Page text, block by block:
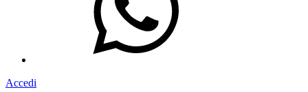
Accedi